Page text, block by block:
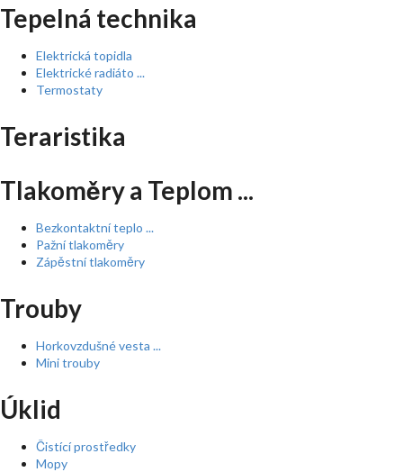
Tepelná technika
Elektrická topidla
Elektrické radiáto ...
Termostaty
Teraristika
Tlakoměry a Teplom ...
Bezkontaktní teplo ...
Pažní tlakoměry
Zápěstní tlakoměry
Trouby
Horkovzdušné vesta ...
Mini trouby
Úklid
Čistící prostředky
Mopy